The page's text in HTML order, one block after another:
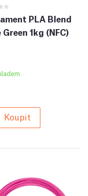
PLA Blend
Green 1kg (NFC)
Koupit